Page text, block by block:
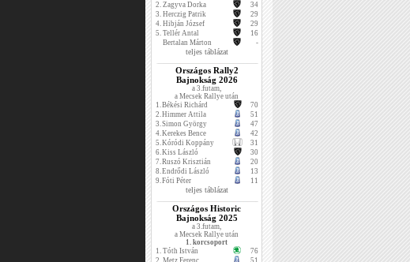
2. Zagyva Dorka
34
3. Herczig Patrik
29
4. Hibján József
29
5. Tellér Antal
16
Bertalan Márton
-
teljes táblázat
Országos Rally2
Bajnokság 2026
a 3.futam,
a Mecsek Rallye után
1.Békési Richárd
70
2.Himmer Attila
51
3.Simon György
47
4.Kerekes Bence
42
5.Kóródi Koppány
31
6.Kiss László
30
7.Ruszó Krisztián
20
8.Endrődi László
13
9.Fóti Péter 11
teljes táblázat
Országos Historic
Bajnokság 2025
a 3.futam,
a Mecsek Rallye után
1. korcsoport
1. Tóth István
76
2. Metz Ferenc 51